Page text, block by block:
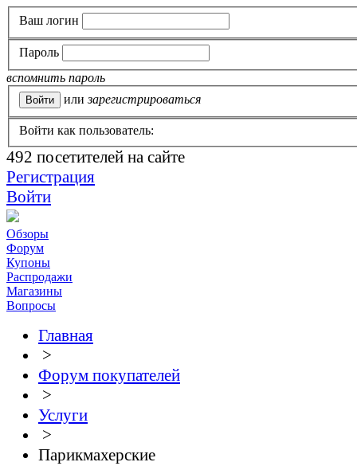
Ваш логин
Пароль
вспомнить пароль
или зарегистрироваться
Войти как пользователь:
492 посетителей на сайте
Регистрация
Войти
Обзоры
Форум
Купоны
Распродажи
Магазины
Вопросы
Главная
>
Форум покупателей
>
Услуги
>
Парикмахерские